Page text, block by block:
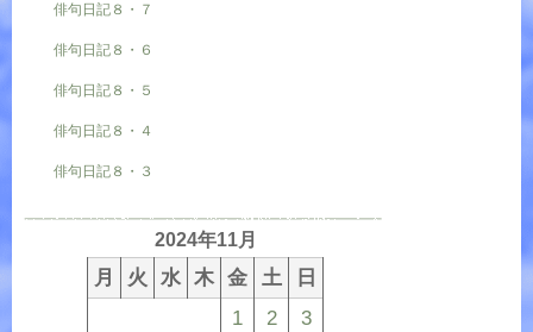
俳句日記８・７
俳句日記８・６
俳句日記８・５
俳句日記８・４
俳句日記８・３
2024年11月
月 火 水 木 金 土
日
1
2
3